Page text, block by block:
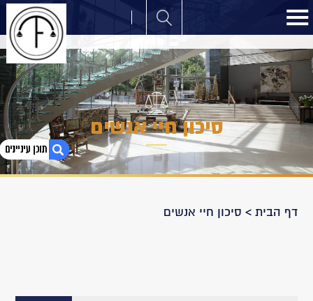
סיכון חיי אנשים
דף הבית > סיכון חיי אנשים